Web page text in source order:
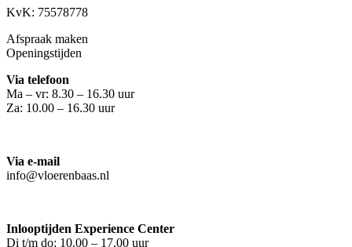
KvK: 75578778
Afspraak maken
Openingstijden
Via telefoon
Ma – vr: 8.30 – 16.30 uur
Za: 10.00 – 16.30 uur
Via e-mail
info@vloerenbaas.nl
Inlooptijden Experience Center
Di t/m do: 10.00 – 17.00 uur